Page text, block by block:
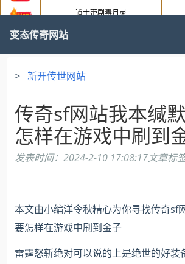
变态传奇网站
> 新开传世网站
传奇sf网站我本缄
怎样在游戏中刷到
发表时间： 2024-2-10 17:08:17文章标
本文由小编洋令秋精心为你寻找传奇sf
要怎样在游戏中刷到金子
雷霆怒斩绝对可以说的上是绝世的好装